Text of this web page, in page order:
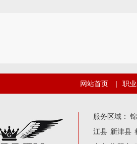
网站首页 | 职
服务区域：
江县 新津县